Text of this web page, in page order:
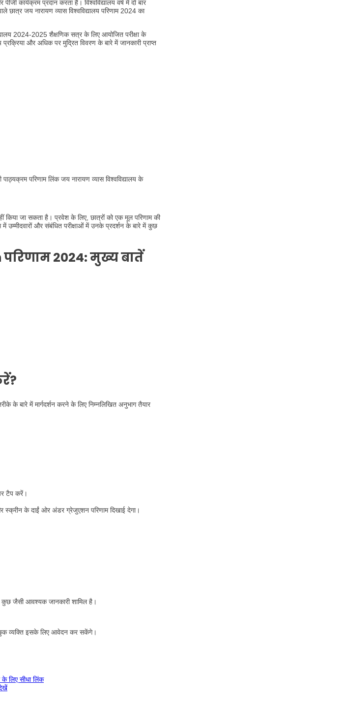
कार्यक्रम प्रदान करता है। विश्वविद्यालय वर्ष में दो बार
छात्र जय नारायण व्यास विश्वविद्यालय परिणाम 2024 का
2024-2025 शैक्षणिक सत्र के लिए आयोजित परीक्षा के
और अधिक पर मुद्रित विवरण के बारे में जानकारी प्राप्त
परिणाम लिंक जय नारायण व्यास विश्वविद्यालय के
जा सकता है। प्रवेश के लिए, छात्रों को एक मूल परिणाम की
उम्मीदवारों और संबंधित परीक्षाओं में उनके प्रदर्शन के बारे में कुछ
2024: मुख्य बातें
के बारे में मार्गदर्शन करने के लिए निम्नलिखित अनुभाग तैयार
टैप करें।
स्क्रीन के दाईं ओर अंडर ग्रेजुएशन परिणाम दिखाई देगा।
कुछ जैसी आवश्यक जानकारी शामिल है।
व्यक्ति इसके लिए आवेदन कर सकेंगे।
लिए सीधा लिंक